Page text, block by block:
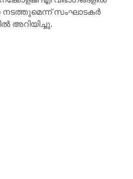
സംഘാടകർ
അറിയിച്ചു.